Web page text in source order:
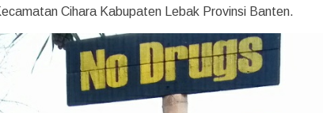
Cihara Kabupaten Lebak Provinsi Banten.